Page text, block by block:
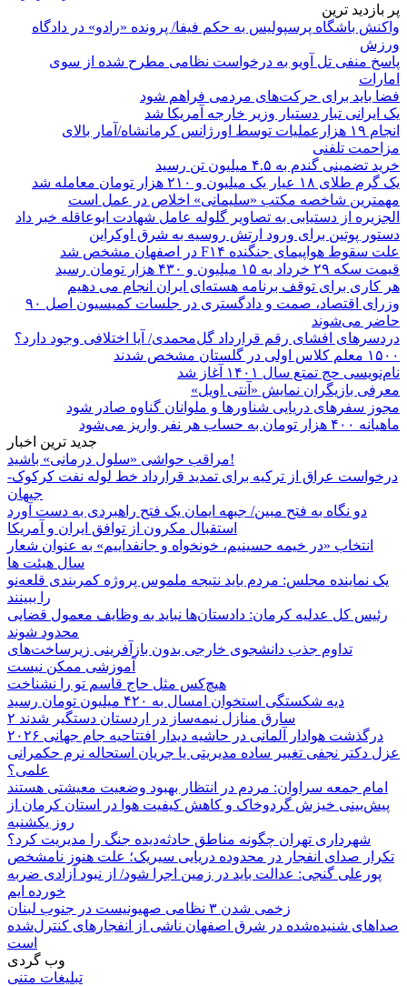
پر بازدید ترین
واکنش باشگاه پرسپولیس به حکم فیفا/ پرونده «رادو» در دادگاه
ورزش
پاسخ منفی تل آویو به درخواست نظامی مطرح شده از سوی
امارات
فضا باید برای حرکت‌های مردمی فراهم شود
یک ایرانی تبار دستیار وزیر خارجه آمریکا شد
انجام ۱۹ هزارعملیات توسط اورژانس کرمانشاه/آمار بالای
مزاحمت تلفنی
خرید تضمینی گندم به ۴.۵ میلیون تن رسید
یک گرم طلای ۱۸ عیار یک میلیون و ۲۱۰ هزار تومان معامله شد
مهمترین شاخصه مکتب «سلیمانی» اخلاص در عمل است
الجزیره از دستیابی به تصاویر گلوله عامل شهادت ابوعاقله خبر داد
دستور پوتین برای ورود ارتش روسیه به شرق اوکراین
علت سقوط هواپیمای جنگنده F۱۴ در اصفهان مشخص شد
قیمت سکه ۲۹ خرداد به ۱۵ میلیون و ۴۳۰ هزار تومان رسید
هر کاری برای توقف برنامه هسته‌ای ایران انجام می دهیم
وزرای اقتصاد، صمت و دادگستری در جلسات کمیسیون اصل ۹۰
حاضر می‌شوند
دردسرهای افشای رقم قرارداد گل‌محمدی/ آیا اختلافی وجود دارد؟
۱۵۰۰ معلم کلاس اولی در گلستان مشخص شدند
نام‌نویسی حج تمتع سال ۱۴۰۱ آغاز شد
معرفی بازیگران نمایش «آنتی اویل»
مجوز سفرهای دریایی شناورها و ملوانان گناوه صادر شود
ماهیانه ۴۰۰ هزار تومان به حساب هر نفر واریز می‌شود
جدید ترین اخبار
مراقب حواشی «سلول درمانی» باشید!
درخواست عراق از ترکیه برای تمدید قرارداد خط لوله نفت کرکوک-
جیهان
دو نگاه به فتح مبین/ جبهه ایمان یک فتح راهبردی به دست آورد
استقبال مکرون از توافق ایران و آمریکا
انتخاب «در خیمه حسینیم، خونخواه و جانفداییم» به عنوان شعار
سال هیئت ها
یک نماینده مجلس: مردم باید نتیجه ملموس پروژه کمربندی قلعه‌نو
را ببینند
رئیس کل عدلیه کرمان: دادستان‌ها نباید به وظایف معمول قضایی
محدود شوند
تداوم جذب دانشجوی خارجی بدون بازآفرینی زیرساخت‌های
آموزشی ممکن نیست
هیچ‌کس مثل حاج قاسم تو را نشناخت
دیه شکستگی استخوان امسال به ۴۲۰ میلیون تومان رسید
۲ سارق منازل نیمه‌ساز در اردستان دستگیر شدند
درگذشت هوادار آلمانی در حاشیه دیدار افتتاحیه جام جهانی ۲۰۲۶
عزل دکتر نجفی تغییر ساده مدیریتی یا جریان استحاله نرم حکمرانی
علمی؟
امام جمعه سراوان: مردم در انتظار بهبود وضعیت معیشتی هستند
پیش‌بینی خیزش گردوخاک و کاهش کیفیت هوا در استان کرمان از
روز یکشنبه
شهرداری تهران چگونه مناطق حادثه‌دیده جنگ را مدیریت کرد؟
تکرار صدای انفجار در محدوده دریایی سیریک؛ علت هنوز نامشخص
پورعلی گنجی: عدالت باید در زمین اجرا شود/ از نبود آزادی ضربه
خورده ایم
زخمی شدن ۳ نظامی صهیونیست در جنوب لبنان
صداهای شنیده‌شده در شرق اصفهان ناشی از انفجارهای کنترل‌شده
است
وب گردی
تبلیغات متنی